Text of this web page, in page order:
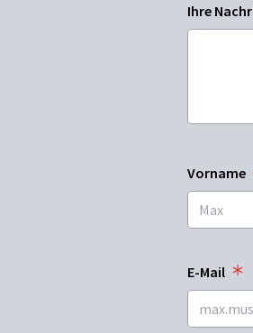
Ihre
Vorname
E-Mail